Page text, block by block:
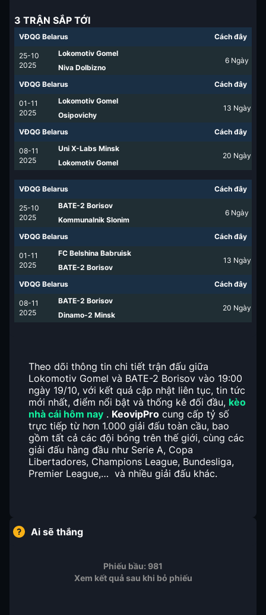
3 TRẬN SẮP TỚI
VĐQG Belarus Cách đây
25-10
2025
Lokomotiv Gomel
Niva Dolbizno
6 Ngày
VĐQG Belarus Cách đây
01-11
2025
Lokomotiv Gomel
Osipovichy
13 Ngày
VĐQG Belarus Cách đây
08-11
2025
Uni X-Labs Minsk
Lokomotiv Gomel
20 Ngày
VĐQG Belarus Cách đây
25-10
2025
BATE-2 Borisov
Kommunalnik Slonim
6 Ngày
VĐQG Belarus Cách đây
01-11
2025
FC Belshina Babruisk
BATE-2 Borisov
13 Ngày
VĐQG Belarus Cách đây
08-11
2025
BATE-2 Borisov
Dinamo-2 Minsk
20 Ngày
Theo dõi thông tin chi tiết trận đấu giữa
Lokomotiv Gomel và BATE-2 Borisov vào 19:00
ngày 19/10, với kết quả cập nhật liên tục, tin tức
mới nhất, điểm nổi bật và thống kê đối đầu, kèo
nhà cái hôm nay . KeovipPro cung cấp tỷ số
trực tiếp từ hơn 1.000 giải đấu toàn cầu, bao
gồm tất cả các đội bóng trên thế giới, cùng các
giải đấu hàng đầu như Serie A, Copa
Libertadores, Champions League, Bundesliga,
Premier League,… và nhiều giải đấu khác.
Ai sẽ thắng
Phiếu bầu: 981
Xem kết quả sau khi bỏ phiếu